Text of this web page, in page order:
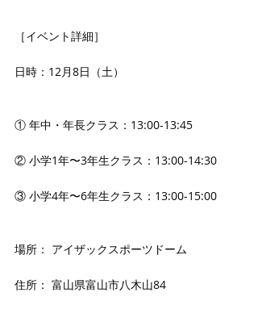
［イベント詳細］
日時：12月8日（土）
① 年中・年長クラス：13:00-13:45
② 小学1年〜3年生クラス：13:00-14:30
③ 小学4年〜6年生クラス：13:00-15:00
場所： アイザックスポーツドーム
住所： 富山県富山市八木山84